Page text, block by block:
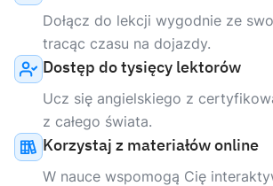
Dołącz do lekcji wygodnie ze
tracąc czasu na dojazdy.
Dostęp do tysięcy lektorów
Ucz się angielskiego z
z całego świata.
Korzystaj z materiałów online
W nauce wspomogą Cię